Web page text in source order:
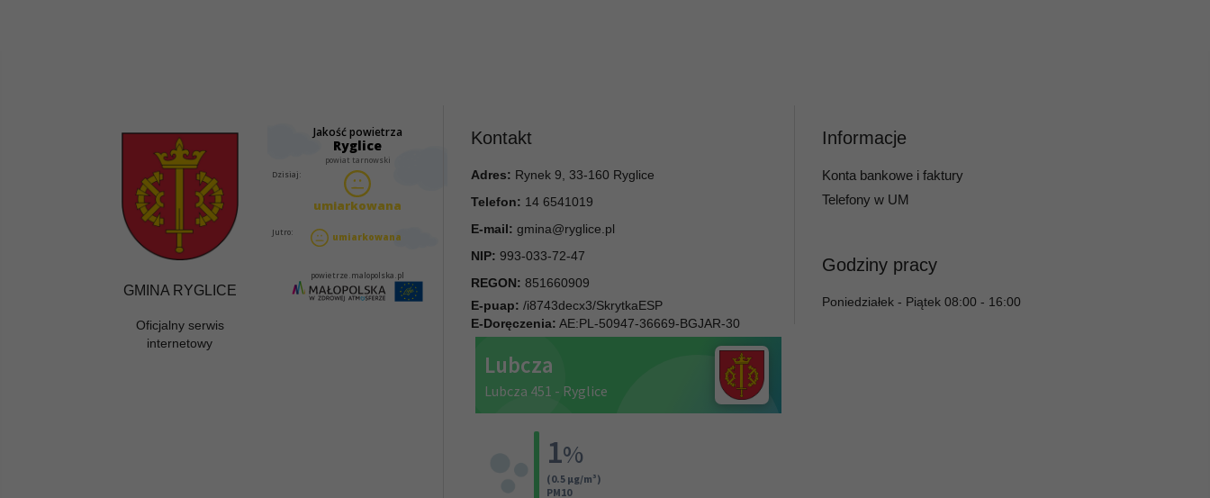
GMINA RYGLICE
Oficjalny serwis
internetowy
Kontakt
Adres: Rynek 9, 33-160 Ryglice
Telefon: 14 6541019
E-mail: gmina@ryglice.pl
NIP: 993-033-72-47
REGON: 851660909
E-puap: /i8743decx3/SkrytkaESP
E-Doręczenia: AE:PL-50947-36669-BGJAR-30
Informacje
Konta bankowe i faktury
Telefony w UM
Godziny pracy
Poniedziałek - Piątek 08:00 - 16:00